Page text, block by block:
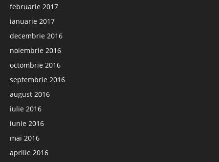
februarie 2017
ianuarie 2017
decembrie 2016
noiembrie 2016
octombrie 2016
septembrie 2016
august 2016
iulie 2016
iunie 2016
mai 2016
aprilie 2016